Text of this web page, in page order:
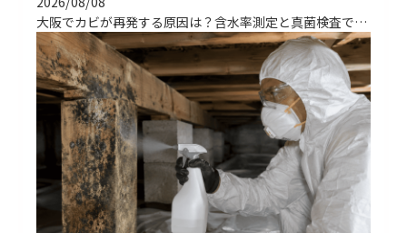
大阪でカビが再発する原因は？含水率測定と真菌検査で根治する